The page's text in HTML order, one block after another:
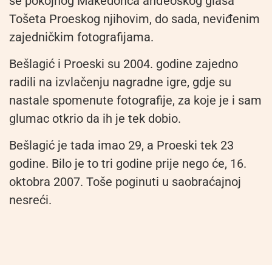
Tošeta Proeskog njihovim, do sada, neviđenim
zajedničkim fotografijama.
Bešlagić i Proeski su 2004. godine zajedno
radili na izvlačenju nagradne igre, gdje su
nastale spomenute fotografije, za koje je i sam
glumac otkrio da ih je tek dobio.
Bešlagić je tada imao 29, a Proeski tek 23
godine. Bilo je to tri godine prije nego će, 16.
oktobra 2007. Toše poginuti u saobraćajnoj
nesreći.